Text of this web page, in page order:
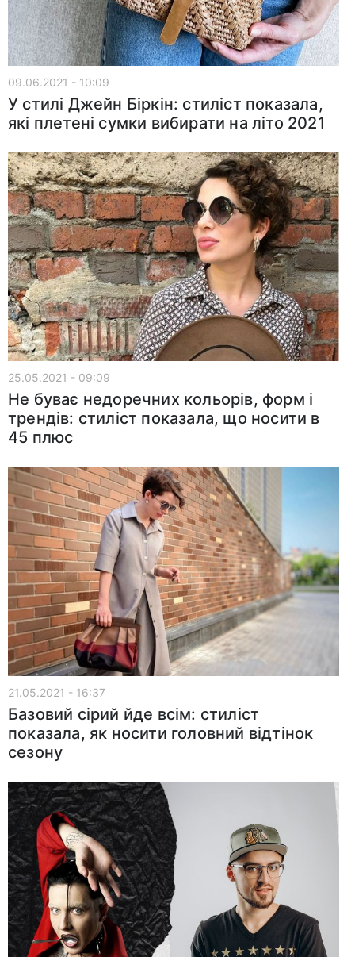
09.06.2021 - 10:09
У стилі Джейн Біркін: стиліст показала,
які плетені сумки вибирати на літо 2021
25.05.2021 - 09:09
Не буває недоречних кольорів, форм і
трендів: стиліст показала, що носити в
45 плюс
21.05.2021 - 16:37
Базовий сірий йде всім: стиліст
показала, як носити головний відтінок
сезону